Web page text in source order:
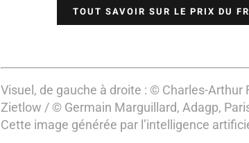
TOUT SAVOIR SUR LE PRIX DU
Visuel, de gauche à droite : © Charles-
Zietlow / © Germain Marguillard, Adagp,
Cette image générée par l’intelligence